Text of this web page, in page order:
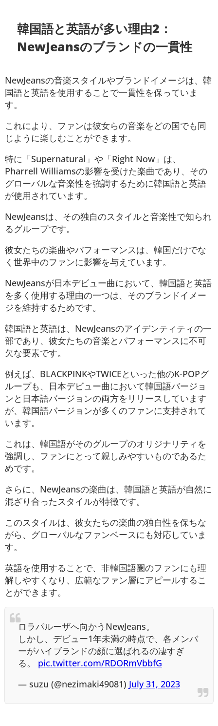
韓国語と英語が多い理由2：
NewJeansのブランドの一貫性
NewJeansの音楽スタイルやブランドイメージは、韓
国語と英語を使用することで一貫性を保っていま
す。
これにより、ファンは彼女らの音楽をどの国でも同
じように楽しむことができます。
特に「Supernatural」や「Right Now」は、
Pharrell Williamsの影響を受けた楽曲であり、その
グローバルな音楽性を強調するために韓国語と英語
が使用されています。
NewJeansは、その独自のスタイルと音楽性で知られ
るグループです。
彼女たちの楽曲やパフォーマンスは、韓国だけでな
く世界中のファンに影響を与えています。
NewJeansが日本デビュー曲において、韓国語と英語
を多く使用する理由の一つは、そのブランドイメー
ジを維持するためです。
韓国語と英語は、NewJeansのアイデンティティの一
部であり、彼女たちの音楽とパフォーマンスに不可
欠な要素です。
例えば、BLACKPINKやTWICEといった他のK-POPグ
ループも、日本デビュー曲において韓国語バージョ
ンと日本語バージョンの両方をリリースしています
が、韓国語バージョンが多くのファンに支持されて
います。
これは、韓国語がそのグループのオリジナリティを
強調し、ファンにとって親しみやすいものであるた
めです。
さらに、NewJeansの楽曲は、韓国語と英語が自然に
混ざり合ったスタイルが特徴です。
このスタイルは、彼女たちの楽曲の独自性を保ちな
がら、グローバルなファンベースにも対応していま
す。
英語を使用することで、非韓国語圏のファンにも理
解しやすくなり、広範なファン層にアピールするこ
とができます。
ロラパルーザへ向かうNewJeans。
しかし、デビュー1年未満の時点で、各メンバ
ーがハイブランドの顔に選ばれるの凄すぎ
る。 pic.twitter.com/RDORmVbbfG
— suzu (@nezimaki49081) July 31, 2023